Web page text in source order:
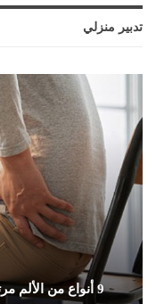
تدبير منزلي
9 أنواع من الألم مرتبطة بشكل مباشر بحالتك العاطفية